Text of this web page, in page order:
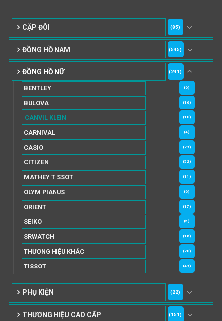
CẶP ĐÔI (85)
ĐỒNG HỒ NAM (545)
ĐỒNG HỒ NỮ (241)
BENTLEY (6)
BULOVA (16)
CANVIL KLEIN (10)
CARNIVAL (4)
CASIO (29)
CITIZEN (52)
MATHEY TISSOT (11)
OLYM PIANUS (6)
ORIENT (17)
SEIKO (5)
SRWATCH (16)
THƯƠNG HIỆU KHÁC (20)
TISSOT (49)
PHỤ KIỆN (22)
THƯƠNG HIỆU CAO CẤP (151)